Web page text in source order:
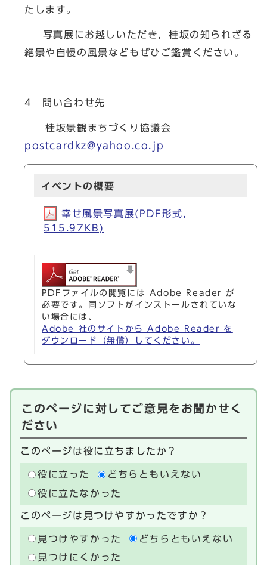
たします。
写真展にお越しいただき，桂坂の知られざる
絶景や自慢の風景などもぜひご鑑賞ください。
4 問い合わせ先
桂坂景観まちづくり協議会
postcardkz@yahoo.co.jp
イベントの概要
幸せ風景写真展(PDF形式,
515.97KB)
PDFファイルの閲覧には Adobe Reader が
必要です。同ソフトがインストールされていな
い場合には、
Adobe 社のサイトから Adobe Reader を
ダウンロード（無償）してください。
このページに対してご意見をお聞かせく
ださい
このページは役に立ちましたか？
役に立った
どちらともいえない
役に立たなかった
このページは見つけやすかったですか？
見つけやすかった
どちらともいえない
見つけにくかった